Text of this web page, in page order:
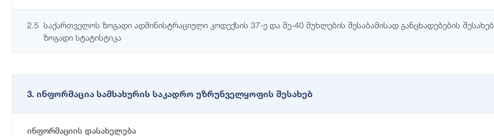
2.5 საქართველოს ზოგადი ადმინისტრაციული კოდექსის 37-ე და მე-40 მუხლების შესაბამისად განცხადებების შესახებ
ზოგადი სტატისტიკა
3. ინფორმაცია სამსახურის საკადრო უზრუნველყოფის შესახებ
ინფორმაციის დასახელება